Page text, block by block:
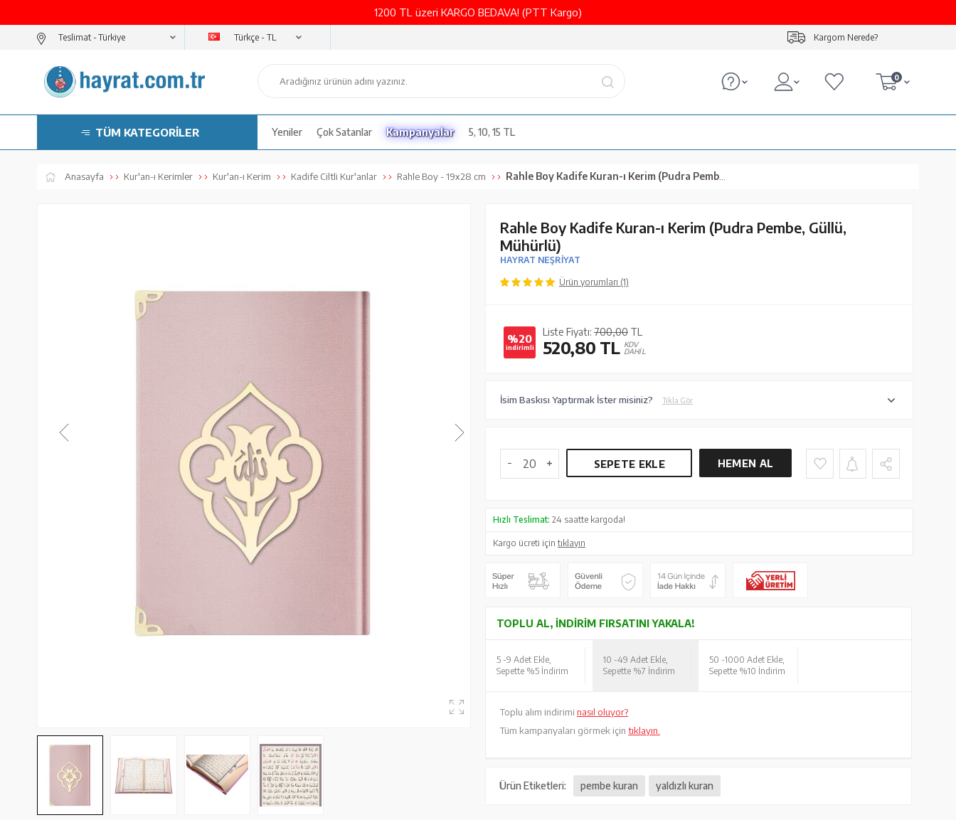
1200 TL üzeri KARGO BEDAVA! (PTT Kargo)
Teslimat - Türkçe - TL Kargom Nerede?
0
TÜM KATEGORİLER Yeniler Çok Satanlar Kampanyalar 5, 10, 15 TL
Anasayfa Kur'an-ı Kerimler Kur'an-ı Kerim Kadife Ciltli Kur'anlar Rahle Boy - 19x28 cm Rahle Boy Kadife Kuran-ı Kerim (Pudra Pembe, Güllü, Mühürlü)
Rahle Boy Kadife Kuran-ı Kerim (Pudra Pembe, Güllü,
Mühürlü)
HAYRAT NEŞRİYAT
Ürün yorumları (1)
%20
indirimli
Liste Fiyatı: 700,00 TL
520,80 TL KDV
DAHİL
İsim Baskısı Yaptırmak İster misiniz? Tıkla Gör
SEPETE EKLE HEMEN AL
Hızlı Teslimat: 24 saatte kargoda!
Kargo ücreti içintıklayın
TOPLU AL, İNDIRIM FIRSATINI YAKALA!
5 -9 Adet Ekle,
Sepette %5 İndirim
10 -49 Adet Ekle,
Sepette %7 İndirim
50 -1000 Adet Ekle,
Sepette %10 İndirim
Toplu alım indirimi nasıl oluyor?
Tüm kampanyaları görmek için tıklayın.
Ürün Etiketleri: pembe kuran yaldızlı kuran